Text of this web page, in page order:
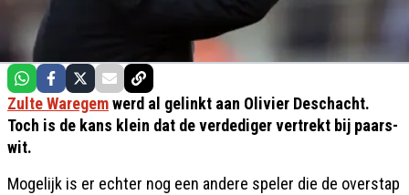
Zulte Waregemwerd al gelinkt aan Olivier Deschacht.
Toch is de kans klein dat de verdediger vertrekt bij paars-
wit.
Mogelijk is er echter nog een andere speler die de overstap